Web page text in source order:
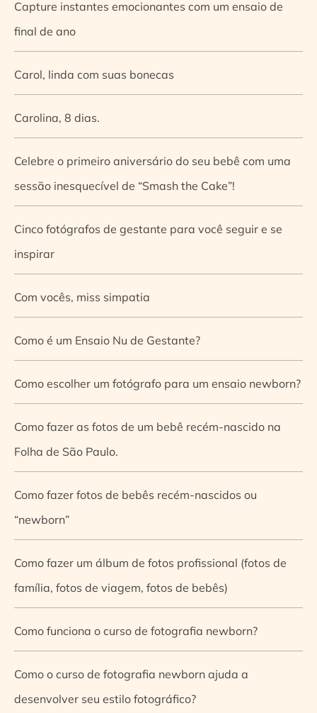
Capture instantes emocionantes com um ensaio de
final de ano
Carol, linda com suas bonecas
Carolina, 8 dias.
Celebre o primeiro aniversário do seu bebê com uma
sessão inesquecível de “Smash the Cake”!
Cinco fotógrafos de gestante para você seguir e se
inspirar
Com vocês, miss simpatia
Como é um Ensaio Nu de Gestante?
Como escolher um fotógrafo para um ensaio newborn?
Como fazer as fotos de um bebê recém-nascido na
Folha de São Paulo.
Como fazer fotos de bebês recém-nascidos ou
“newborn”
Como fazer um álbum de fotos profissional (fotos de
família, fotos de viagem, fotos de bebês)
Como funciona o curso de fotografia newborn?
Como o curso de fotografia newborn ajuda a
desenvolver seu estilo fotográfico?